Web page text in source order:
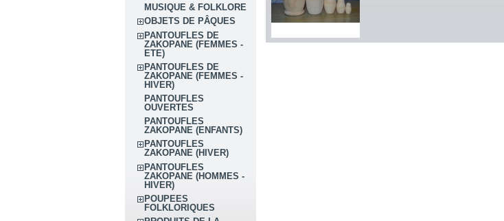
MUSIQUE & FOLKLORE
OBJETS DE PÂQUES
PANTOUFLES DE
ZAKOPANE (FEMMES -
ETE)
PANTOUFLES DE
ZAKOPANE (FEMMES -
HIVER)
PANTOUFLES
OUVERTES
PANTOUFLES
ZAKOPANE (ENFANTS)
PANTOUFLES
ZAKOPANE (HIVER)
PANTOUFLES
ZAKOPANE (HOMMES -
HIVER)
POUPEES
FOLKLORIQUES